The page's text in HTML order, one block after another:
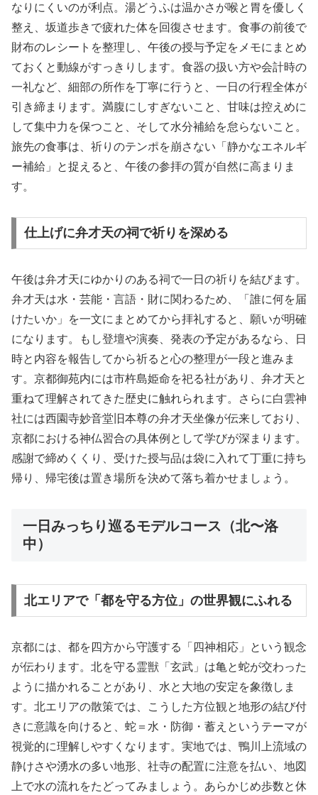
なりにくいのが利点。湯どうふは温かさが喉と胃を優しく
整え、坂道歩きで疲れた体を回復させます。食事の前後で
財布のレシートを整理し、午後の授与予定をメモにまとめ
ておくと動線がすっきりします。食器の扱い方や会計時の
一礼など、細部の所作を丁寧に行うと、一日の行程全体が
引き締まります。満腹にしすぎないこと、甘味は控えめに
して集中力を保つこと、そして水分補給を怠らないこと。
旅先の食事は、祈りのテンポを崩さない「静かなエネルギ
ー補給」と捉えると、午後の参拝の質が自然に高まりま
す。
仕上げに弁才天の祠で祈りを深める
午後は弁才天にゆかりのある祠で一日の祈りを結びます。
弁才天は水・芸能・言語・財に関わるため、「誰に何を届
けたいか」を一文にまとめてから拝礼すると、願いが明確
になります。もし登壇や演奏、発表の予定があるなら、日
時と内容を報告してから祈ると心の整理が一段と進みま
す。京都御苑内には市杵島姫命を祀る社があり、弁才天と
重ねて理解されてきた歴史に触れられます。さらに白雲神
社には西園寺妙音堂旧本尊の弁才天坐像が伝来しており、
京都における神仏習合の具体例として学びが深まります。
感謝で締めくくり、受けた授与品は袋に入れて丁重に持ち
帰り、帰宅後は置き場所を決めて落ち着かせましょう。
一日みっちり巡るモデルコース（北〜洛
中）
北エリアで「都を守る方位」の世界観にふれる
京都には、都を四方から守護する「四神相応」という観念
が伝わります。北を守る霊獣「玄武」は亀と蛇が交わった
ように描かれることがあり、水と大地の安定を象徴しま
す。北エリアの散策では、こうした方位観と地形の結び付
きに意識を向けると、蛇＝水・防御・蓄えというテーマが
視覚的に理解しやすくなります。実地では、鴨川上流域の
静けさや湧水の多い地形、社寺の配置に注意を払い、地図
上で水の流れをたどってみましょう。あらかじめ歩数と休